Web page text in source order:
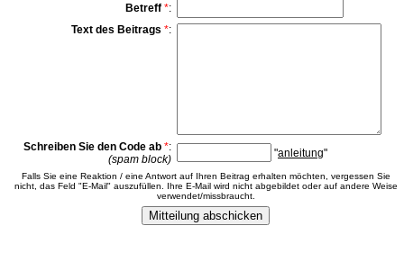
Betreff *:
Text des Beitrags *:
Schreiben Sie den Code ab *:
(spam block)
"anleitung"
Falls Sie eine Reaktion / eine Antwort auf Ihren Beitrag erhalten möchten, vergessen Sie
nicht, das Feld "E-Mail" auszufüllen. Ihre E-Mail wird nicht abgebildet oder auf andere Weise
verwendet/missbraucht.